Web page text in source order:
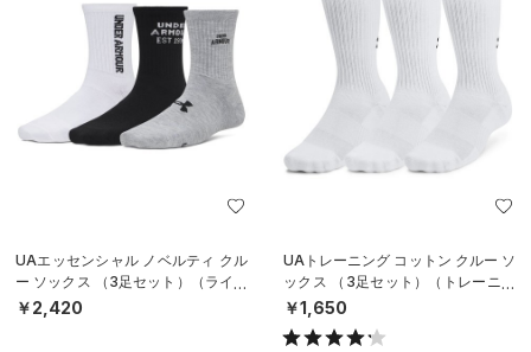
UAエッセンシャル ノベルティ クル
ー ソックス （3足セット）（ライフ
スタイル/WOMEN）
￥2,420
UAトレーニング コットン クルー ソ
ックス （3足セット）（トレーニン
グ/UNISEX）
￥1,650